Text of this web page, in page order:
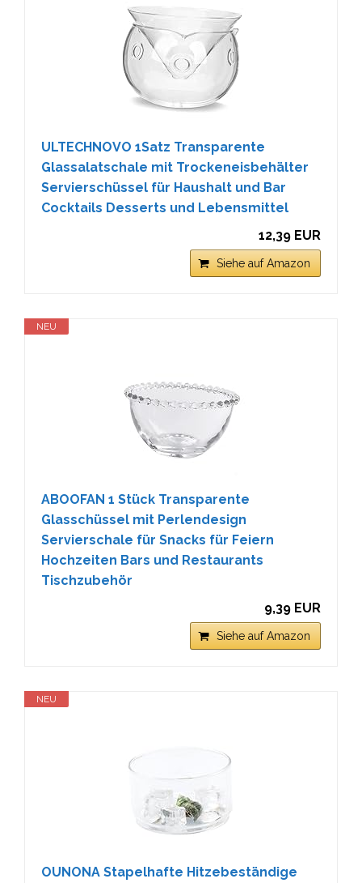
ULTECHNOVO 1Satz Transparente
Glassalatschale mit Trockeneisbehälter
Servierschüssel für Haushalt und Bar
Cocktails Desserts und Lebensmittel
12,39 EUR
Siehe auf Amazon
NEU
ABOOFAN 1 Stück Transparente
Glasschüssel mit Perlendesign
Servierschale für Snacks für Feiern
Hochzeiten Bars und Restaurants
Tischzubehör
9,39 EUR
Siehe auf Amazon
NEU
OUNONA Stapelhafte Hitzebeständige